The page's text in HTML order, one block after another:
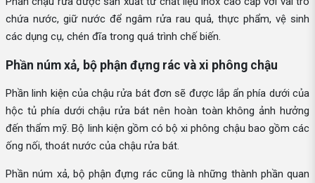
chứa nước, giữ nước để ngâm rửa rau quả, thực phẩm, vệ sinh
các dụng cụ, chén đĩa trong quá trình chế biến.
Phần núm xả, bộ phận đựng rác và xi phông chậu
Phần linh kiện của chậu rửa bát đơn sẽ được lắp ẩn phía dưới của
hộc tủ phía dưới chậu rửa bát nên hoàn toàn không ảnh hưởng
đến thẩm mỹ. Bộ linh kiện gồm có bộ xi phông chậu bao gồm các
ống nối, thoát nước của chậu rửa bát.
Phần núm xả, bộ phận đựng rác cũng là những thành phần quan